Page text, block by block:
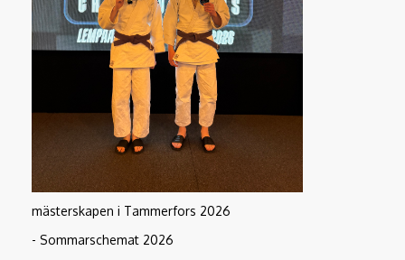
mästerskapen i Tammerfors 2026
- Sommarschemat 2026